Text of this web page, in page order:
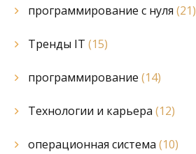
программирование с нуля (21)
Тренды IT (15)
программирование (14)
Технологии и карьера (12)
операционная система (10)